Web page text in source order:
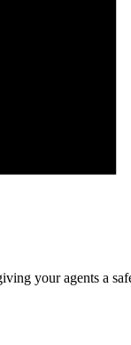
your agents a